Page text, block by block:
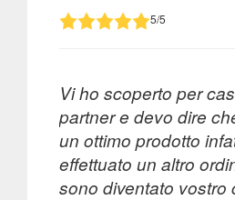
5/5
Vi ho scoperto per
partner e devo dire
un ottimo prodotto
effettuato un altro
sono diventato vostro